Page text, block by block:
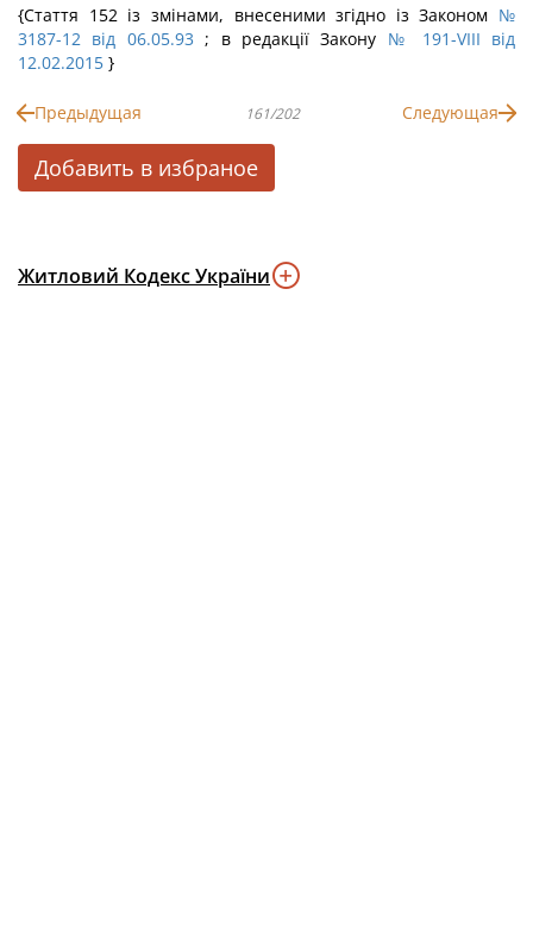
{Стаття 152 із змінами, внесеними згідно із Законом №
3187-12 від 06.05.93 ; в редакції Закону № 191-VIII від
12.02.2015 }
Предыдущая 161/202 Следующая
Добавить в избраное
Житловий Кодекс України